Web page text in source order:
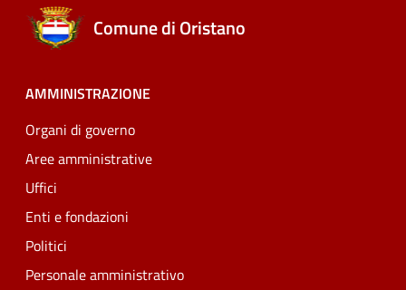
Comune di Oristano
AMMINISTRAZIONE
Organi di governo
Aree amministrative
Uffici
Enti e fondazioni
Politici
Personale amministrativo